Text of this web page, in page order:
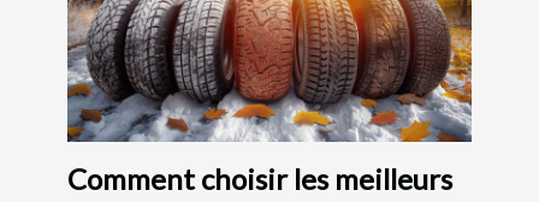
Comment choisir les meilleurs